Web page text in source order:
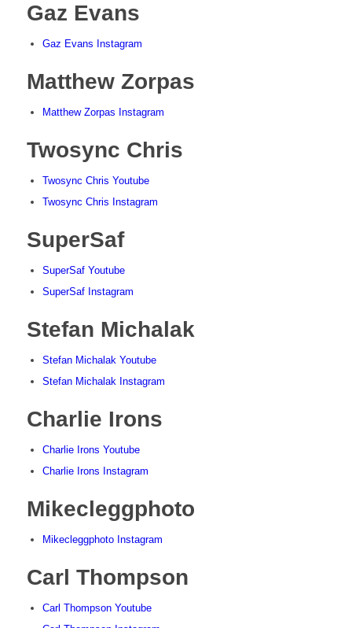
Gaz Evans
Gaz Evans Instagram
Matthew Zorpas
Matthew Zorpas Instagram
Twosync Chris
Twosync Chris Youtube
Twosync Chris Instagram
SuperSaf
SuperSaf Youtube
SuperSaf Instagram
Stefan Michalak
Stefan Michalak Youtube
Stefan Michalak Instagram
Charlie Irons
Charlie Irons Youtube
Charlie Irons Instagram
Mikecleggphoto
Mikecleggphoto Instagram
Carl Thompson
Carl Thompson Youtube